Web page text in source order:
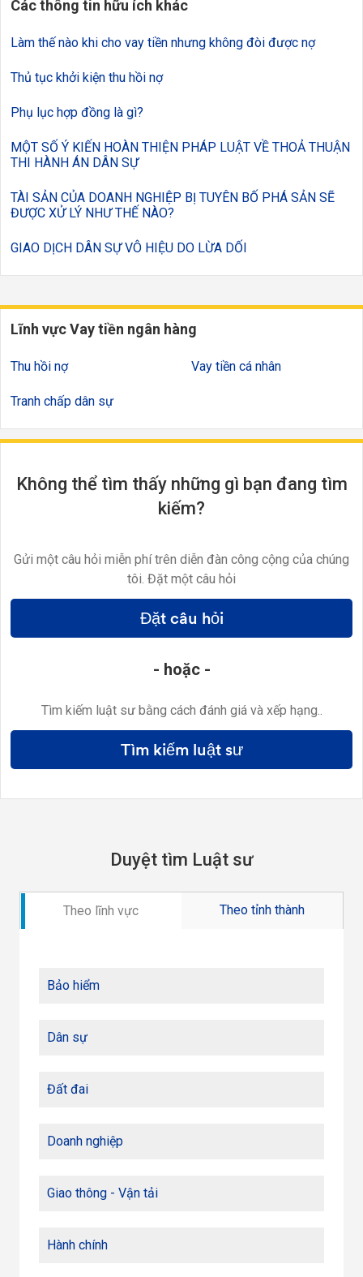
Các thông tin hữu ích khác
Làm thế nào khi cho vay tiền nhưng không đòi được nợ
Thủ tục khởi kiện thu hồi nợ
Phụ lục hợp đồng là gì?
MỘT SỐ Ý KIẾN HOÀN THIỆN PHÁP LUẬT VỀ THOẢ THUẬN
THI HÀNH ÁN DÂN SỰ
TÀI SẢN CỦA DOANH NGHIỆP BỊ TUYÊN BỐ PHÁ SẢN SẼ
ĐƯỢC XỬ LÝ NHƯ THẾ NÀO?
GIAO DỊCH DÂN SỰ VÔ HIỆU DO LỪA DỐI
Lĩnh vực Vay tiền ngân hàng
Thu hồi nợ
Tranh chấp dân sự
Vay tiền cá nhân
Không thể tìm thấy những gì bạn đang tìm
kiếm?
Gửi một câu hỏi miễn phí trên diễn đàn công cộng của chúng
tôi. Đặt một câu hỏi
Đặt câu hỏi
- hoặc -
Tìm kiếm luật sư bằng cách đánh giá và xếp hạng..
Tìm kiếm luật sư
Duyệt tìm Luật sư
Theo lĩnh vực Theo tỉnh thành
Bảo hiểm
Dân sự
Đất đai
Doanh nghiệp
Giao thông - Vận tải
Hành chính